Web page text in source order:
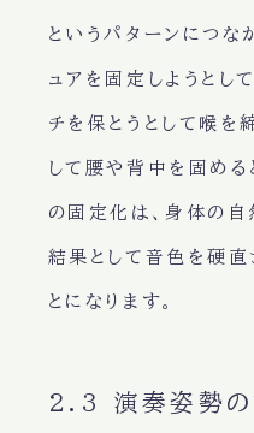
というパターンにつな
ュアを固定しようとし
チを保とうとして喉を
して腰や背中を固める
の固定化は、身体の自
結果として音色を硬直
とになります。
2.3 演奏姿勢の